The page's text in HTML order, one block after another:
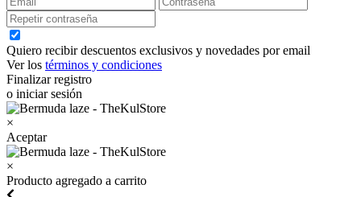
Quiero recibir descuentos exclusivos y novedades por email
Ver los términos y condiciones
Finalizar registro
o iniciar sesión
×
Aceptar
×
Producto agregado a carrito